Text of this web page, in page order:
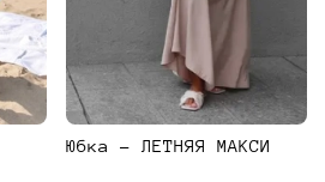
Юбка - ЛЕТНЯЯ МАКСИ